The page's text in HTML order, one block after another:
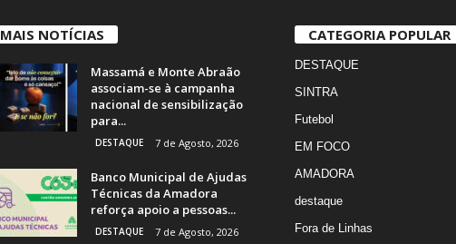
MAIS NOTÍCIAS
Massamá e Monte Abraão
associam-se à campanha
nacional de sensibilização
para...
DESTAQUE 7 de Agosto, 2026
Banco Municipal de Ajudas
Técnicas da Amadora
reforça apoio a pessoas...
DESTAQUE 7 de Agosto, 2026
CATEGORIA POPULAR
DESTAQUE
SINTRA
Futebol
EM FOCO
AMADORA
destaque
Fora de Linhas